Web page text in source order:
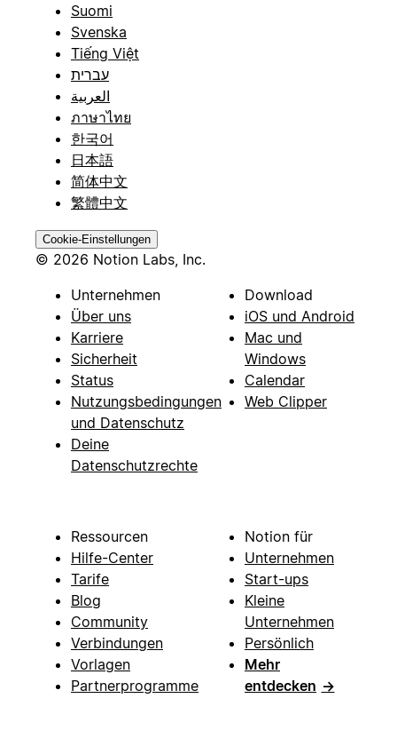
Suomi
Svenska
Tiếng Việt
עברית
العربية
ภาษาไทย
한국어
日本語
简体中文
繁體中文
Cookie-Einstellungen
© 2026 Notion Labs, Inc.
Unternehmen
Über uns
Karriere
Sicherheit
Status
Nutzungsbedingungen
und Datenschutz
Deine
Datenschutzrechte
Download
iOS und Android
Mac und
Windows
Calendar
Web Clipper
Ressourcen
Hilfe-Center
Tarife
Blog
Community
Verbindungen
Vorlagen
Partnerprogramme
Notion für
Unternehmen
Start-ups
Kleine
Unternehmen
Persönlich
Mehr
entdecken →